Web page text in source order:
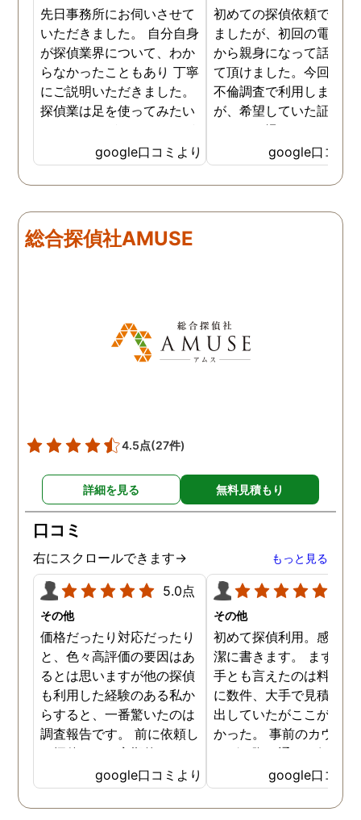
先日事務所にお伺いさせて
いただきました。 自分自身
が探偵業界について、わか
らなかったこともあり 丁寧
にご説明いただきました。
探偵業は足を使ってみたい
SNSなどの知識も豊富で、
色んな視点から対応されて
います。 他の口コミにもあ
金が安く明確で親身になっ
て対応いただける探偵さん
google口コミより
初めての探偵依頼で緊張
ましたが、初回の電話相
から親身になって話を聞
て頂けました。今回、夫
不倫調査で利用しました
が、希望していた証拠を
っかりと撮ってもらうこ
が出来ました。調査中も
動きがある度に細かく報
してくださり、安心しま
読めない中、柔軟に対応
す。
google口コミ
総合探偵社AMUSE
4.5点(27件)
詳細を見る 無料見積もり
口コミ
右にスクロールできます→ もっと見る
5.0点
その他
価格だったり対応だったり
と、色々高評価の要因はあ
るとは思いますが他の探偵
も利用した経験のある私か
らすると、一番驚いたのは
調査報告です。 前に依頼し
た探偵では、定期的にまと
めて報告がくる為なかなか
実際の現状を把握するのが
難しかったですが、ここは
google口コミより
その他
初めて探偵利用。感想を
潔に書きます。 まず、
手とも言えたのは料金。
に数件、大手で見積もり
出していたがここが一番
かった。 事前のカウン
ングの際の通りの価格で
途中での追加料金なども
く安心してお任せできた
由のひとつ。 かと言っ
google口コミ